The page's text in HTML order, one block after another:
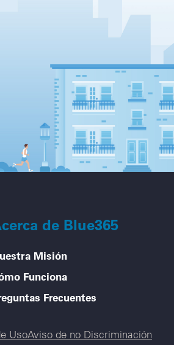
de Blue365
Misión
Funciona
Frecuentes
UsoAviso de no Discriminación